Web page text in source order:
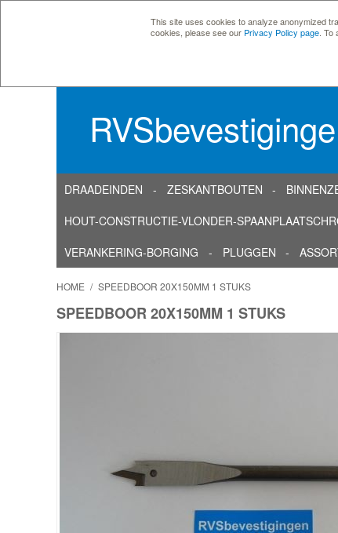
This site uses cookies to analyze anonymized
cookies, please see our Privacy Policy page .
DRAADEINDEN ZESKANTBOUTEN
HOUT-CONSTRUCTIE-VLONDER-
VERANKERING-BORGING
PLUGGEN
HOME / SPEEDBOOR 20X150MM 1 STUKS
SPEEDBOOR 20X150MM 1 STUKS